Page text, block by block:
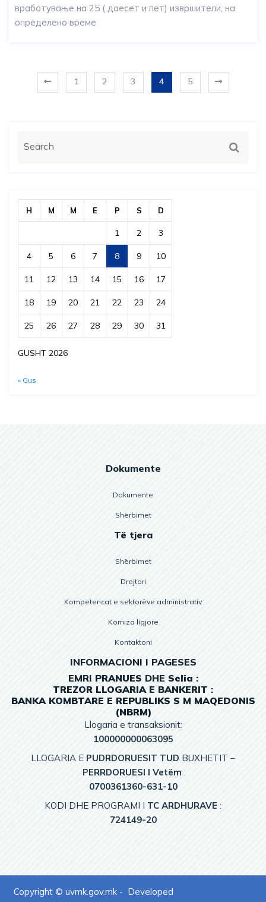
вработување на 25 ( даесет и пет) извршители, на
определено време
1 2 3 4 5
GUSHT 2026
H M M E P S D
1 2 3
4 5 6 7 8 9 10
11 12 13 14 15 16 17
18 19 20 21 22 23 24
25 26 27 28 29 30 31
« Gus
Dokumente
Dokumente
Shërbimet
Të tjera
Shërbimet
Drejtori
Kompetencat e sektorëve administrativ
Korniza ligjore
Kontaktoni
INFORMACIONI I PAGESES
EMRI PRANUES DHE Selia :
TREZOR LLOGARIA E BANKERIT :
BANKA KOMBTARE E REPUBLIKS S M MAQEDONIS
(NBRM)
Llogaria e transaksionit:
100000000063095
LLOGARIA E PUDRDORUESIT TUD BUXHETIT –
PERRDORUESI I Vetëm :
0700361360-631-10
KODI DHE PROGRAMI I TC ARDHURAVE :
724149-20
Copyright © uvmk.gov.mk - Developed